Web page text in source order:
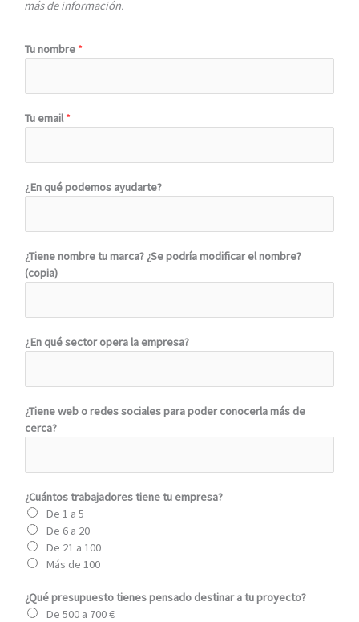
más de información.
Tu nombre *
u
a
i
l
s
*
Tu email*
¿En qué podemos ayudarte?
¿Tiene nombre tu marca? ¿Se podría modificar el nombre?
(copia)
¿En qué sector opera la empresa?
¿Tiene web o redes sociales para poder conocerla más de
cerca?
¿Cuántos trabajadores tiene tu empresa?
De 1 a 5
De 6 a 20
De 21 a 100
Más de 100
¿Qué presupuesto tienes pensado destinar a tu proyecto?
De 500 a 700 €